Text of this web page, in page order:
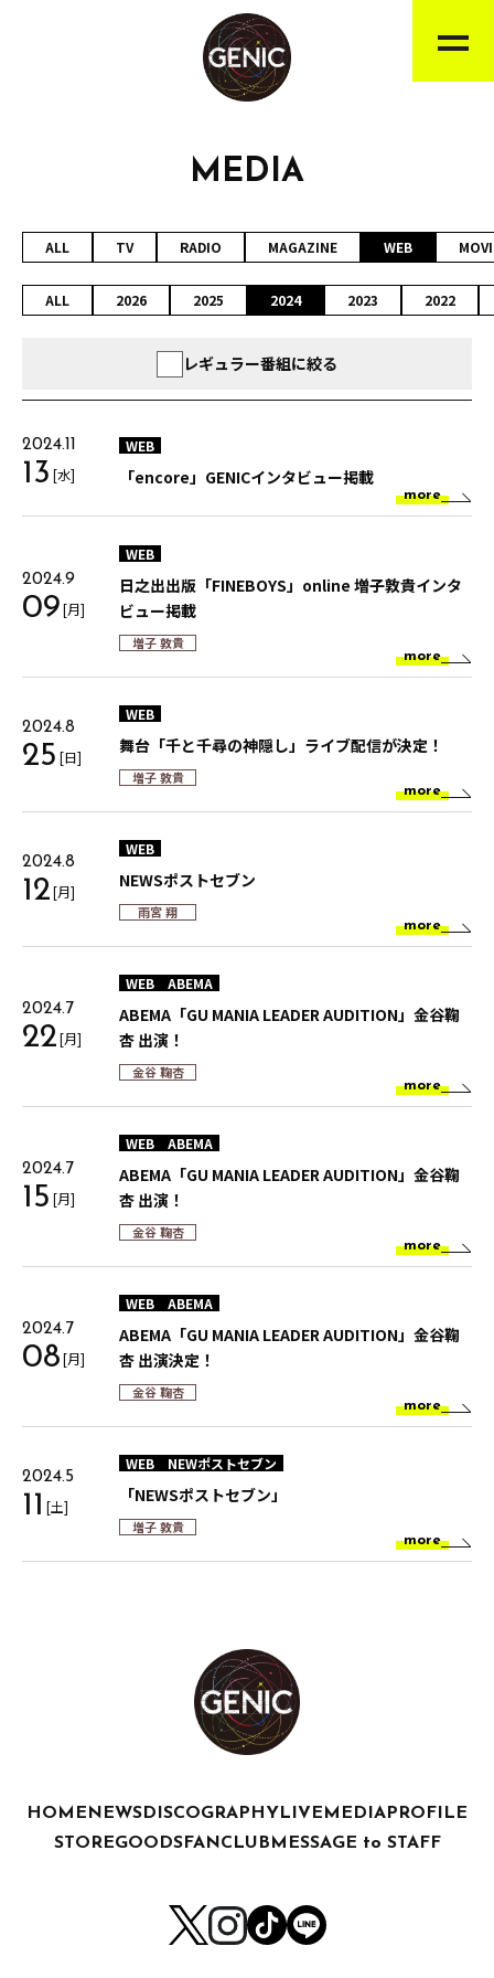
MEDIA
ALL TV RADIO MAGAZINE WEB
ALL 2026 2025 2024 2023 2022
レギュラー番組に絞る
2024.11
13 [水]
WEB
「encore」GENICインタビュー掲載
more
2024.9
09[月]
WEB
日之出出版「FINEBOYS」online 増子敦貴インタ
ビュー掲載
増子 敦貴
more
2024.8
25 [日]
WEB
舞台「千と千尋の神隠し」ライブ配信が決定！
増子 敦貴
more
2024.8
12[月]
WEB
NEWSポストセブン
雨宮 翔
more
2024.7
22[月]
WEB ABEMA
ABEMA「GU MANIA LEADER AUDITION」金谷鞠
杏 出演！
金谷 鞠杏
more
2024.7
15 [月]
WEB ABEMA
ABEMA「GU MANIA LEADER AUDITION」金谷鞠
杏 出演！
金谷 鞠杏
more
2024.7
08[月]
WEB ABEMA
ABEMA「GU MANIA LEADER AUDITION」金谷鞠
杏 出演決定！
金谷 鞠杏
more
2024.5
11 [土]
WEB NEWポストセブン
「NEWSポストセブン」
増子 敦貴
more
HOME NEWS DISCOGRAPHY LIVE MEDIA PROFILE
STOREGOODSFANCLUB MESSAGE to STAFF